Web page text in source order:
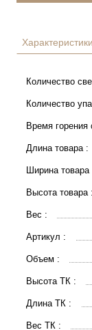
Характеристики
Количество
Количество
Время горения
Длина товара :
Ширина товара
Высота товара :
Вес :
Артикул :
Объем :
Высота ТК :
Длина ТК :
Вес ТК :